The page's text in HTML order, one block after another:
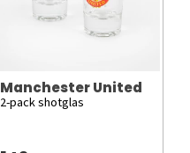
Manchester United
2-pack shotglas